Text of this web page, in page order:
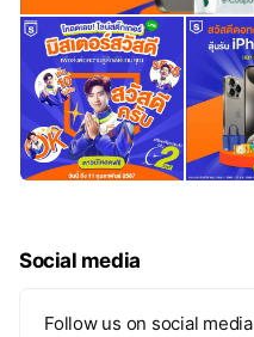
Social media
Follow us on social media